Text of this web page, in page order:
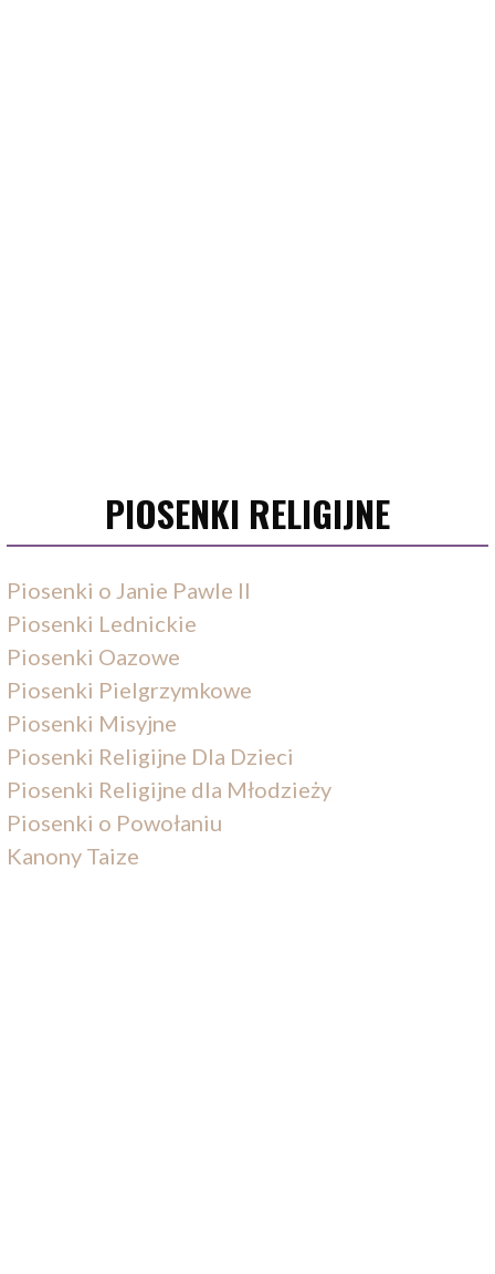
PIOSENKI RELIGIJNE
Piosenki o Janie Pawle II
Piosenki Lednickie
Piosenki Oazowe
Piosenki Pielgrzymkowe
Piosenki Misyjne
Piosenki Religijne Dla Dzieci
Piosenki Religijne dla Młodzieży
Piosenki o Powołaniu
Kanony Taize